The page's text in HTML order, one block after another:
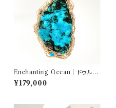
Enchanting Ocean｜ドゥルー
ジークリソコラ＆マラカイト ペン
ダント（K14ゴールドフィルド）｜
¥179,000